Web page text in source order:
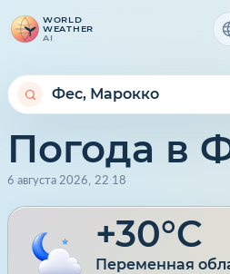
WORLD
WEATHER
AI
Погода в
6 августа 2026 22 18
+30°C
Переменная